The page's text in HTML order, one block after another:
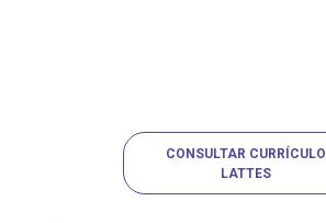
CONSULTAR CURRÍCULO
LATTES